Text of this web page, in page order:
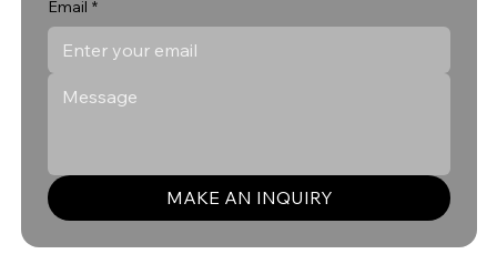
Email *
MAKE AN INQUIRY